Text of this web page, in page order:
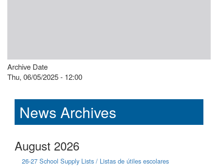
Archive Date
Thu, 06/05/2025 - 12:00
News Archives
August 2026
26-27 School Supply Lists / Listas de útiles escolares